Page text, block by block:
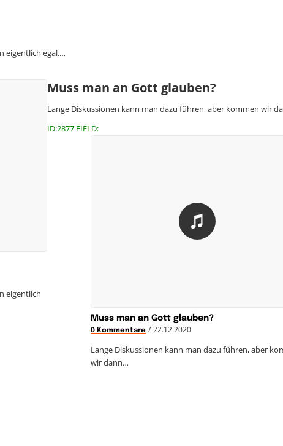
eigentlich egal.…
eigentlich
Muss man an Gott glauben?
Lange Diskussionen kann man dazu führen, aber kommen wir
ID:2877 FIELD:
Muss man an Gott glauben?
0 Kommentare / 22.12.2020
Lange Diskussionen kann man dazu führen, aber
wir dann…